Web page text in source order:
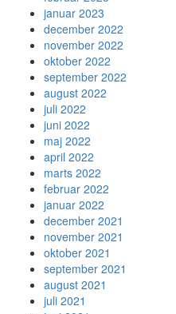
januar 2023
december 2022
november 2022
oktober 2022
september 2022
august 2022
juli 2022
juni 2022
maj 2022
april 2022
marts 2022
februar 2022
januar 2022
december 2021
november 2021
oktober 2021
september 2021
august 2021
juli 2021